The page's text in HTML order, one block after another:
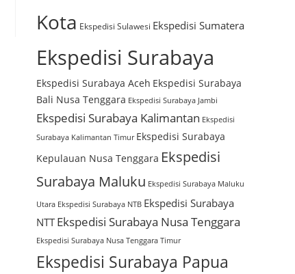
Kota Ekspedisi Sulawesi Ekspedisi Sumatera
Ekspedisi Surabaya
Ekspedisi Surabaya Aceh Ekspedisi Surabaya
Bali Nusa Tenggara Ekspedisi Surabaya Jambi
Ekspedisi Surabaya Kalimantan Ekspedisi
Surabaya Kalimantan Timur Ekspedisi Surabaya
Kepulauan Nusa Tenggara Ekspedisi
Surabaya Maluku Ekspedisi Surabaya Maluku
Utara Ekspedisi Surabaya NTB Ekspedisi Surabaya
NTT Ekspedisi Surabaya Nusa Tenggara
Ekspedisi Surabaya Nusa Tenggara Timur
Ekspedisi Surabaya Papua